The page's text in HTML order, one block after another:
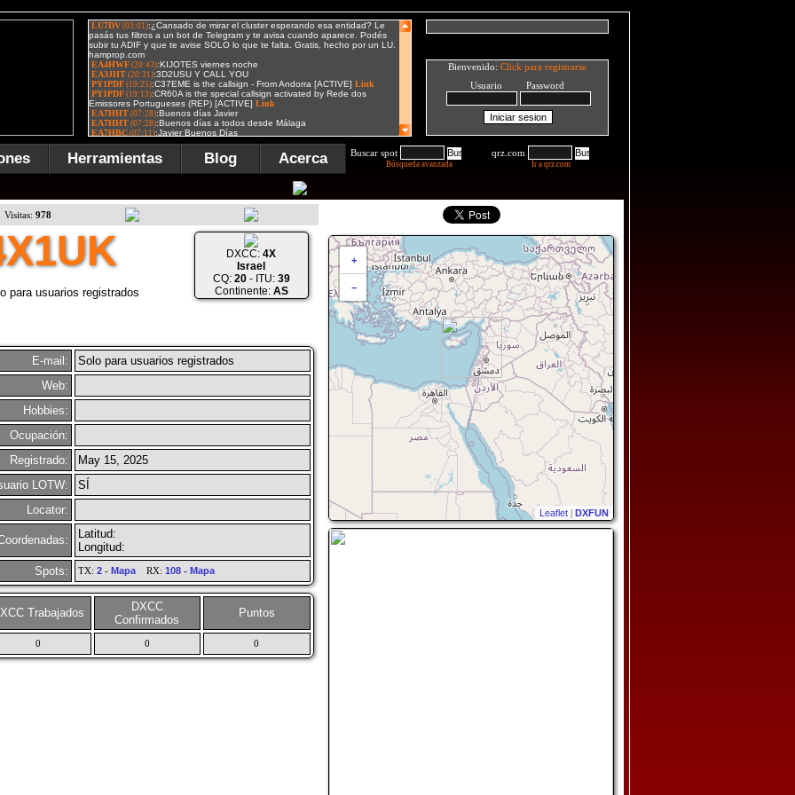
Bienvenido: Click para registrarse
Usuario Password
Herramientas Blog Acerca Buscar spot
Búsqueda avanzada
qrz.com
Ir a qrz.com
Visitas: 978
+
−
Leaflet | DXFUN
para usuarios registrados
DXCC: 4X
Israel
CQ: 20- ITU: 39
Continente: AS
E-mail:
Solo para usuarios registrados
Web:
Hobbies:
Ocupación:
Registrado:
May 15, 2025
LOTW:
SÍ
Locator:
Latitud:
Longitud:
Spots:
TX: 2- MapaRX: 108- Mapa
Trabajados
DXCC
Confirmados
Puntos
0 0 0